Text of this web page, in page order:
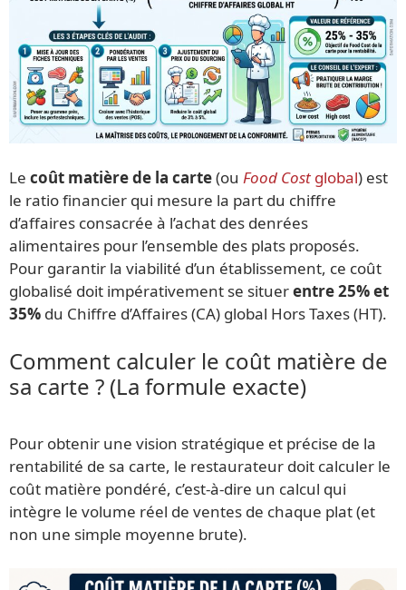
Le coût matière de la carte(ou Food Cost global) est
le ratio financier qui mesure la part du chiffre
d’affaires consacrée à l’achat des denrées
alimentaires pour l’ensemble des plats proposés.
Pour garantir la viabilité d’un établissement, ce coût
globalisé doit impérativement se situerentre 25% et
35% du Chiffre d’Affaires (CA) global Hors Taxes (HT).
Comment calculer le coût matière de
sa carte ? (La formule exacte)
Pour obtenir une vision stratégique et précise de la
rentabilité de sa carte, le restaurateur doit calculer le
coût matière pondéré, c’est-à-dire un calcul qui
intègre le volume réel de ventes de chaque plat (et
non une simple moyenne brute).